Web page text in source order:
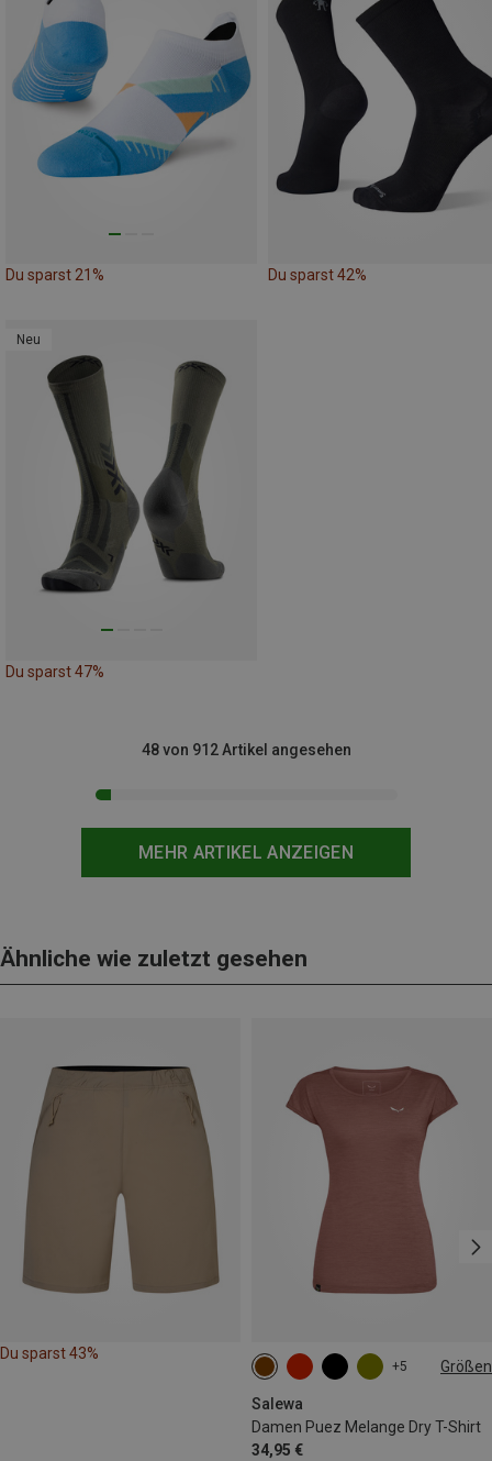
Du sparst 21% Du sparst 42%
Neu
Du sparst 47%
MEHR ARTIKEL ANZEIGEN
48 von 912 Artikel angesehen
Ähnliche wie zuletzt gesehen
Du sparst 43%
+5 Größen
Salewa
Damen Puez Melange Dry T-Shirt
34,95 €
XS S M
XXL